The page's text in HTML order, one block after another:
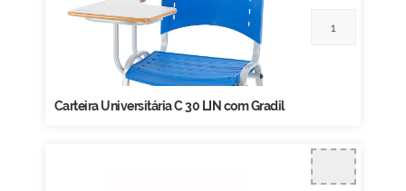
Carteira Universitária C 30 LIN com Gradil